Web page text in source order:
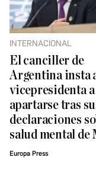
INTERNACIONAL
El canciller de
Argentina insta
vicepresidenta a
apartarse tras
declaraciones
salud mental de
Europa Press